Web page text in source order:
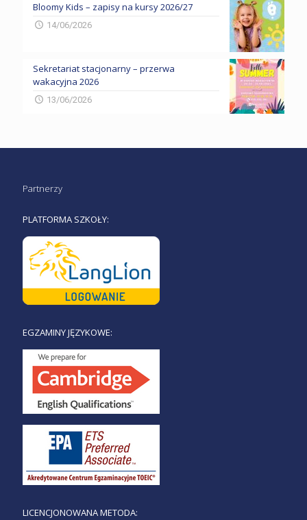
Bloomy Kids – zapisy na kursy 2026/27
14/06/2026
Sekretariat stacjonarny – przerwa
wakacyjna 2026
13/06/2026
Partnerzy
PLATFORMA SZKOŁY:
EGZAMINY JĘZYKOWE:
LICENCJONOWANA METODA: